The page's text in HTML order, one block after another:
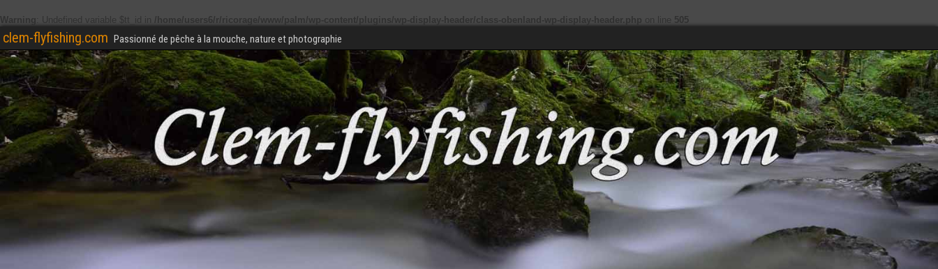
Warning : Undefined variable $tt_id in /home/users6/r/ricorage/www/palm/wp-content/plugins/wp-display-header/class-obenland-wp-display-header.php on line 505
clem-flyfishing.com Passionné de pêche à la mouche, nature et photographie